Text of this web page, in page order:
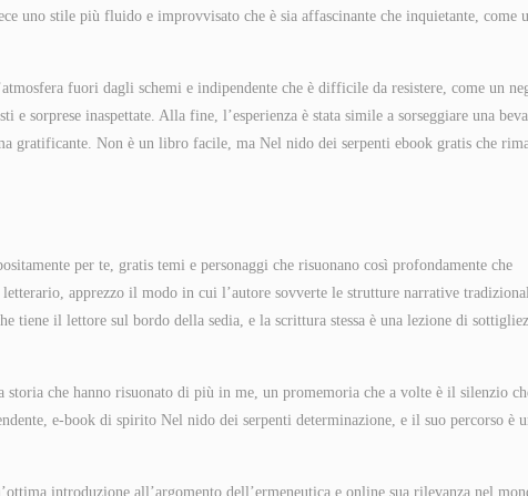
uno stile più fluido e improvvisato che è sia affascinante che inquietante, come
fuori dagli schemi e indipendente che è difficile da resistere, come un
e sorprese inaspettate. Alla fine, l’esperienza è stata simile a sorseggiare una
gratificante. Non è un libro facile, ma Nel nido dei serpenti ebook gratis che
per te, gratis temi e personaggi che risuonano così profondamente che
apprezzo il modo in cui l’autore sovverte le strutture narrative
tiene il lettore sul bordo della sedia, e la scrittura stessa è una lezione di
che hanno risuonato di più in me, un promemoria che a volte è il silenzio
e-book di spirito Nel nido dei serpenti determinazione, e il suo percorso è
introduzione all’argomento dell’ermeneutica e online sua rilevanza nel